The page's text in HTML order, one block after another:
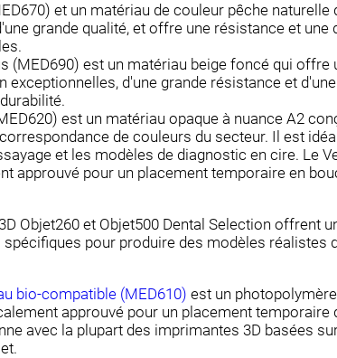
et un matériau de couleur pêche naturelle
grande qualité, et offre une résistance et une
(MED690) est un matériau beige foncé qui offre
exceptionnelles, d'une grande résistance et
est un matériau opaque à nuance A2
de couleurs du secteur. Il est
et les modèles de diagnostic en cire. Le
approuvé pour un placement temporaire en
Objet260 et Objet500 Dental Selection offrent
spécifiques pour produire des modèles réalistes
bio-compatible (MED610) est un
approuvé pour un placement temporaire
avec la plupart des imprimantes 3D basées